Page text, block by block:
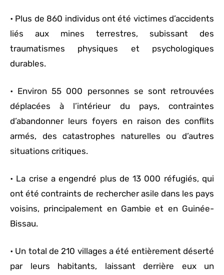
• Plus de 860 individus ont été victimes d’accidents
liés aux mines terrestres, subissant des
traumatismes physiques et psychologiques
durables.
• Environ 55 000 personnes se sont retrouvées
déplacées à l’intérieur du pays, contraintes
d’abandonner leurs foyers en raison des conflits
armés, des catastrophes naturelles ou d’autres
situations critiques.
• La crise a engendré plus de 13 000 réfugiés, qui
ont été contraints de rechercher asile dans les pays
voisins, principalement en Gambie et en Guinée-
Bissau.
• Un total de 210 villages a été entièrement déserté
par leurs habitants, laissant derrière eux un